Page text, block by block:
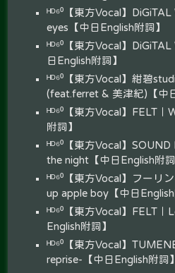
ᴴᴰ⁶⁰【東方Vocal】
eyes【中日English附詞】
ᴴᴰ⁶⁰【東方Vocal】
日English附詞】
ᴴᴰ⁶⁰【東方Vocal】紺碧
(feat.ferret & 美津紀)【中
ᴴᴰ⁶⁰【東方Vocal】FELT
附詞】
ᴴᴰ⁶⁰【東方Vocal】
the night【中日English附詞
ᴴᴰ⁶⁰【東方Vocal】フーリ
up apple boy【中日English
ᴴᴰ⁶⁰【東方Vocal】FELT
English附詞】
ᴴᴰ⁶⁰【東方Vocal】
reprise-【中日English附詞】